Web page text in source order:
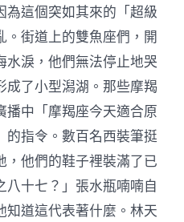
為這個突如其來的「超級
街道上的雙魚座們，開
水淚，他們無法停止地哭
成了小型潟湖。那些摩羯
播中「摩羯座今天適合原
的指令。數百名西裝筆挺
，他們的鞋子裡裝滿了已
十七？」張水瓶喃喃自
知道這代表著什麼。林天